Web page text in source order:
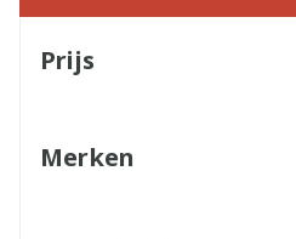
Prijs
Merken